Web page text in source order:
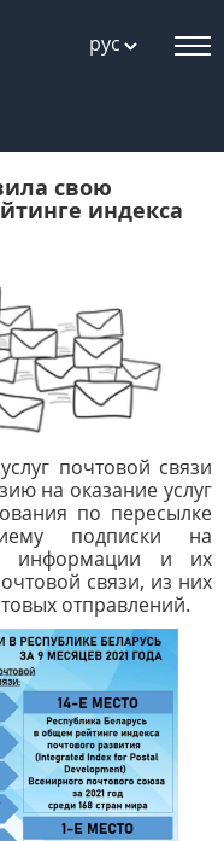
рус
свою
индекса
почтовой связи
на оказание услуг
по пересылке
подписки на
информации и их
связи, из них
отправлений.